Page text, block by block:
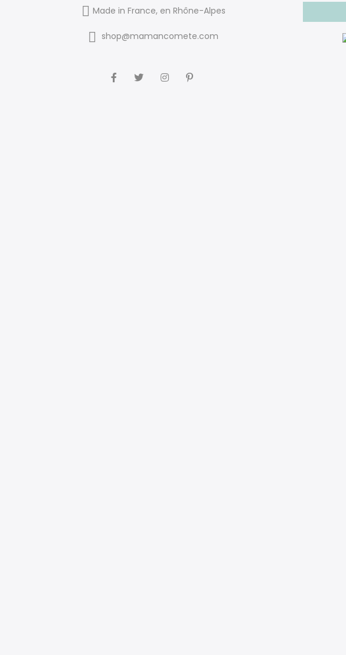
Made in France, en Rhône-Alpes
shop@mamancomete.com